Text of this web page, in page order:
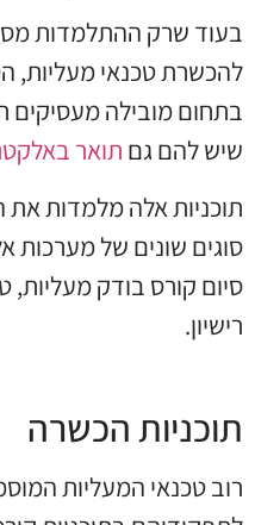
בעוד שרק ההתלמדות
להכשרת טכנאי מעליות,
בתחום מובילה מעסיקים
שיש להם גם תואר
תוכניות אלה מלמדות
סוגים שונים של מערכות
סיום קורס בודק מעליות,
רישיון.
תוכניות הכשרה
רוב טכנאי המעליות